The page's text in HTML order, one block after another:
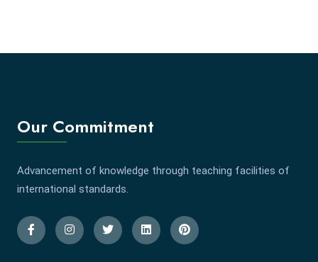
Our Commitment
Advancement of knowledge through teaching facilities of
international standards.